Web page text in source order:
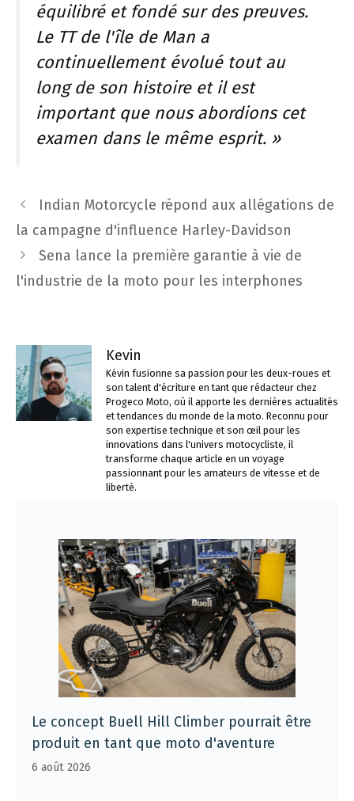
équilibré et fondé sur des preuves.
Le TT de l'île de Man a
continuellement évolué tout au
long de son histoire et il est
important que nous abordions cet
examen dans le même esprit. »
Navigation
des
Indian Motorcycle répond aux allégations de
la campagne d'influence Harley-Davidson
Sena lance la première garantie à vie de
l'industrie de la moto pour les interphones
Kevin
Kévin fusionne sa passion pour les deux-roues et
son talent d'écriture en tant que rédacteur chez
Progeco Moto, où il apporte les dernières actualités
et tendances du monde de la moto. Reconnu pour
son expertise technique et son œil pour les
innovations dans l'univers motocycliste, il
transforme chaque article en un voyage
passionnant pour les amateurs de vitesse et de
liberté.
Le concept Buell Hill Climber pourrait être
produit en tant que moto d'aventure
6 août 2026